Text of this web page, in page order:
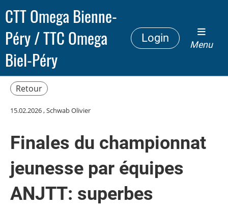
CTT Omega Bienne-
Péry / TTC Omega
Biel-Péry
Login
Menu
Retour
15.02.2026, Schwab Olivier
Finales du championnat
jeunesse par équipes
ANJTT: superbes